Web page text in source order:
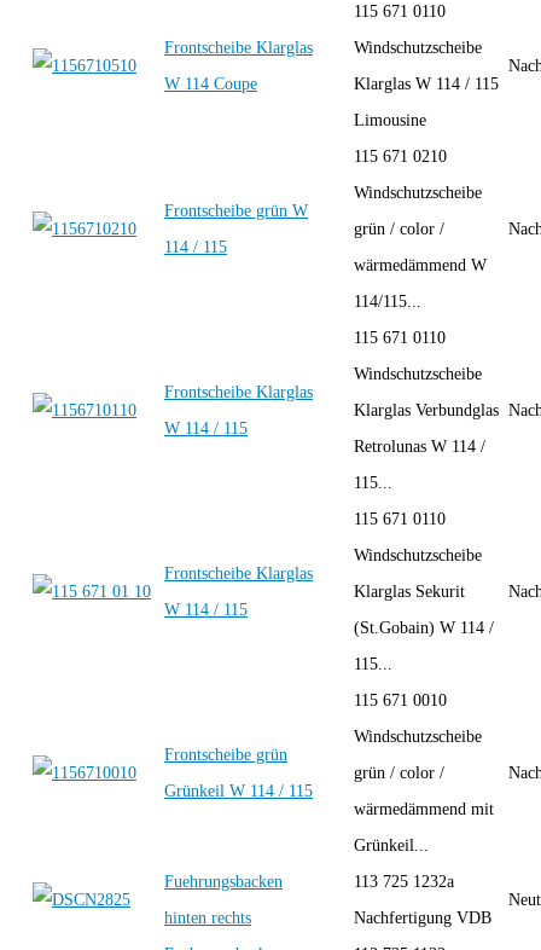
Frontscheibe Klarglas
W 114 Coupe
115 671 0110
Windschutzscheibe
Klarglas W 114 / 115
Limousine
Frontscheibe grün W
114 / 115
115 671 0210
Windschutzscheibe
grün / color /
wärmedämmend W
114/115...
Frontscheibe Klarglas
W 114 / 115
115 671 0110
Windschutzscheibe
Klarglas Verbundglas
Retrolunas W 114 /
115...
Frontscheibe Klarglas
W 114 / 115
115 671 0110
Windschutzscheibe
Klarglas Sekurit
(St.Gobain) W 114 /
115...
Frontscheibe grün
Grünkeil W 114 / 115
115 671 0010
Windschutzscheibe
grün / color /
wärmedämmend mit
Grünkeil...
Fuehrungsbacken
hinten rechts
113 725 1232a
Nachfertigung VDB